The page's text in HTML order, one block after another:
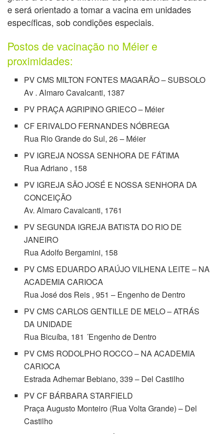
e será orientado a tomar a vacina em unidades
específicas, sob condições especiais.
Postos de vacinação no Méier e
proximidades:
PV CMS MILTON FONTES MAGARÃO – SUBSOLO
Av . Almaro Cavalcanti, 1387
PV PRAÇA AGRIPINO GRIECO – Méier
CF ERIVALDO FERNANDES NÓBREGA
Rua Rio Grande do Sul, 26 – Méier
PV IGREJA NOSSA SENHORA DE FÁTIMA
Rua Adriano , 158
PV IGREJA SÃO JOSÉ E NOSSA SENHORA DA
CONCEIÇÃO
Av. Almaro Cavalcanti, 1761
PV SEGUNDA IGREJA BATISTA DO RIO DE
JANEIRO
Rua Adolfo Bergamini, 158
PV CMS EDUARDO ARAÚJO VILHENA LEITE – NA
ACADEMIA CARIOCA
Rua José dos Reis , 951 – Engenho de Dentro
PV CMS CARLOS GENTILLE DE MELO – ATRÁS
DA UNIDADE
Rua Bicuíba, 181 ´Engenho de Dentro
PV CMS RODOLPHO ROCCO – NA ACADEMIA
CARIOCA
Estrada Adhemar Bebiano, 339 – Del Castilho
PV CF BÁRBARA STARFIELD
Praça Augusto Monteiro (Rua Volta Grande) – Del
Castilho